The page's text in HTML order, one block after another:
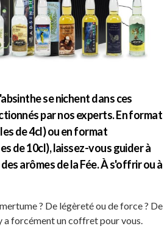
se nichent dans ces
par nos experts. En format
de 4cl) ou en format
de 10cl), laissez-vous guider à
arômes de la Fée. À s'offrir ou à
? De légèreté ou de force ? De
a forcément un coffret pour vous.